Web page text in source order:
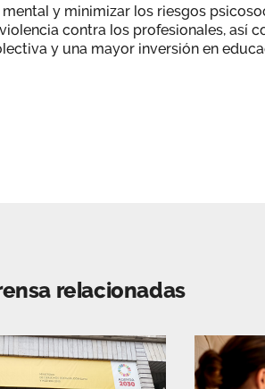
y minimizar los riesgos
contra los profesionales, así
y una mayor inversión en
relacionadas